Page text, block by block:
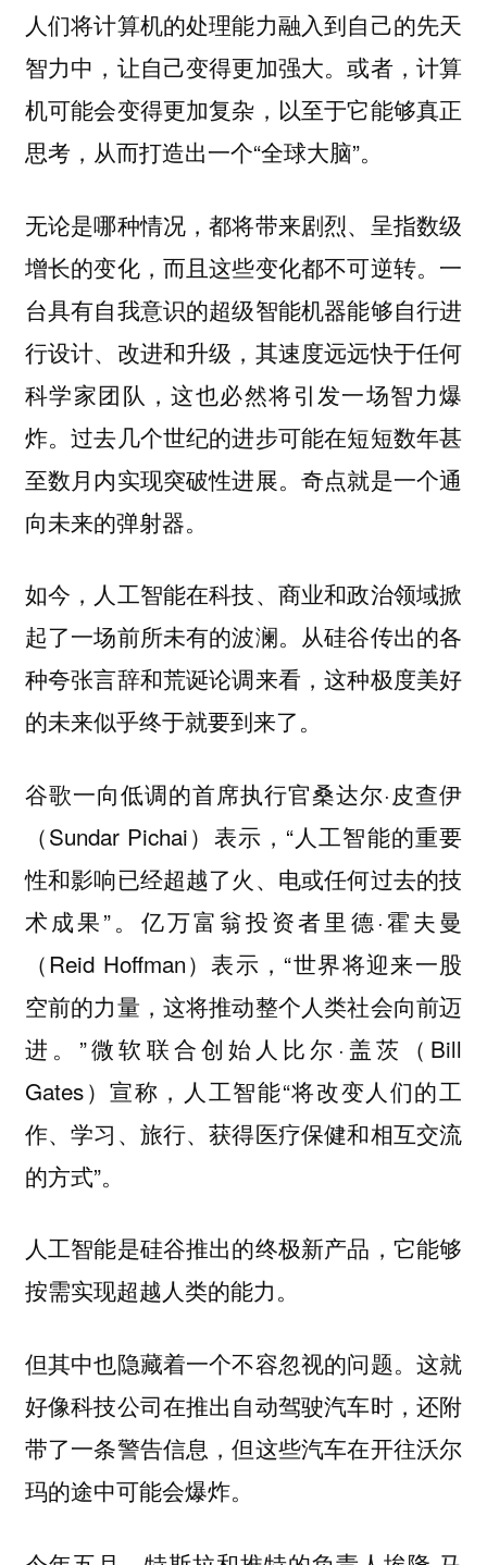
人们将计算机的处理能力融入到自己的先天
智力中，让自己变得更加强大。或者，计算
机可能会变得更加复杂，以至于它能够真正
思考，从而打造出一个“全球大脑”。
无论是哪种情况，都将带来剧烈、呈指数级
增长的变化，而且这些变化都不可逆转。一
台具有自我意识的超级智能机器能够自行进
行设计、改进和升级，其速度远远快于任何
科学家团队，这也必然将引发一场智力爆
炸。过去几个世纪的进步可能在短短数年甚
至数月内实现突破性进展。奇点就是一个通
向未来的弹射器。
如今，人工智能在科技、商业和政治领域掀
起了一场前所未有的波澜。从硅谷传出的各
种夸张言辞和荒诞论调来看，这种极度美好
的未来似乎终于就要到来了。
谷歌一向低调的首席执行官桑达尔·皮查伊
（Sundar Pichai）表示，“人工智能的重要
性和影响已经超越了火、电或任何过去的技
术成果”。亿万富翁投资者里德·霍夫曼
（Reid Hoffman）表示，“世界将迎来一股
空前的力量，这将推动整个人类社会向前迈
进。”微软联合创始人比尔·盖茨（Bill
Gates）宣称，人工智能“将改变人们的工
作、学习、旅行、获得医疗保健和相互交流
的方式”。
人工智能是硅谷推出的终极新产品，它能够
按需实现超越人类的能力。
但其中也隐藏着一个不容忽视的问题。这就
好像科技公司在推出自动驾驶汽车时，还附
带了一条警告信息，但这些汽车在开往沃尔
玛的途中可能会爆炸。